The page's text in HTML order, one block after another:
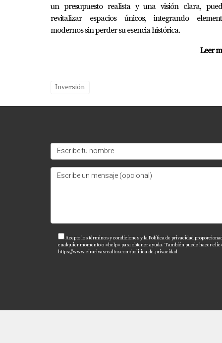
¿Puedo reclamar gastos
Dependiendo del país y la situación laboral,
¿Dónde puedo encontrar más
actualizada. Recuerda que cada situación
un presupuesto realista y una visión clara,
revitalizar espacios únicos, integrando
modernos sin perder su esencia histórica.
Leer
Inversión
Acepto los términos y condiciones y la Política de privacidad
cualquier momento o «help» para obtener ayuda. También puede hacer
https://www.eirarivasrealtor.com/politica-de-privacidad